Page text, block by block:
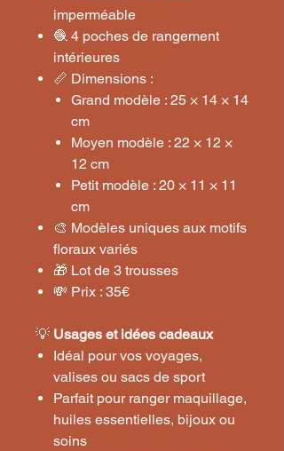
imperméable
🧶 4 poches de rangement
intérieures
📏 Dimensions :
Grand modèle : 25 × 14 × 14
cm
Moyen modèle : 22 × 12 ×
12 cm
Petit modèle : 20 × 11 × 11
cm
🎨 Modèles uniques aux motifs
floraux variés
🎁 Lot de 3 trousses
💸 Prix : 35€
💡 Usages et idées cadeaux
Idéal pour vos voyages,
valises ou sacs de sport
Parfait pour ranger maquillage,
huiles essentielles, bijoux ou
soins